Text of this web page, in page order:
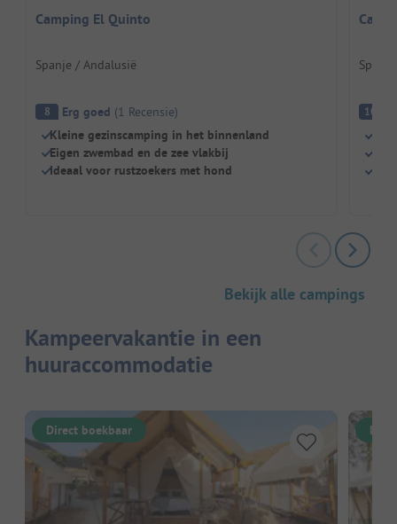
Camping El Quinto
Spanje / Andalusië
8 Erg goed (1 Recensie)
Kleine gezinscamping in het binnenland
Eigen zwembad en de zee vlakbij
Ideaal voor rustzoekers met hond
10
Bekijk alle campings
Kampeervakantie in een
huuraccommodatie
Direct boekbaar